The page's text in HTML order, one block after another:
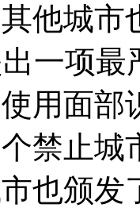
他城市
一项
用面部
禁止
也颁